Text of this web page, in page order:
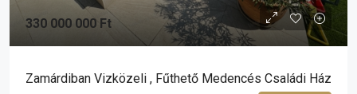
330 000 000 Ft
Zamárdiban Vizközeli , Fűthető Medencés Családi Ház